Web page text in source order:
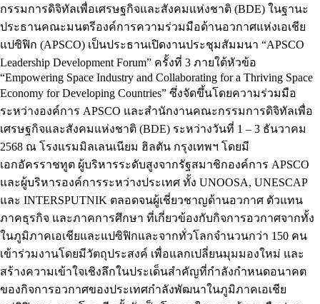
กรรมการดิจิทัลเพื่อเศรษฐกิจและสังคมแห่งชาติ (BDE) ในฐานะ
ประธานคณะมนตรีองค์การความร่วมมือด้านอวกาศแห่งเอเชีย
แปซิฟิก (APSCO) เป็นประธานเปิดงานประชุมสัมมนา “APSCO
Leadership Development Forum” ครั้งที่ 3 ภายใต้หัวข้อ
“Empowering Space Industry and Collaborating for a Thriving Space
Economy for Developing Countries” ซึ่งจัดขึ้นโดยความร่วมมือ
ระหว่างองค์การ APSCO และสำนักงานคณะกรรมการดิจิทัลเพื่อ
เศรษฐกิจและสังคมแห่งชาติ (BDE) ระหว่างวันที่ 1 – 3 ธันวาคม
2568 ณ โรงแรมมิลเลนเนียม ฮิลตัน กรุงเทพฯ โดยมี
เอกอัครราชทูต ผู้บริหารระดับสูงจากรัฐสมาชิกองค์การ APSCO
และผู้บริหารองค์การระหว่างประเทศ ทั้ง UNOOSA, UNESCAP
และ INTERSPUTNIK ตลอดจนผู้เชี่ยวชาญด้านอวกาศ ตัวแทน
ภาคธุรกิจ และภาคการศึกษา ที่เกี่ยวข้องกับกิจการอวกาศจากทั้ง
ในภูมิภาคเอเชียและแปซิฟิกและจากทั่วโลกจำนวนกว่า 150 คน
เข้าร่วมงานโดยมีวัตถุประสงค์ เพื่อแลกเปลี่ยนมุมมองใหม่ และ
สร้างความเข้าใจเชิงลึกในประเด็นสำคัญที่กำลังกำหนดอนาคต
ของกิจการอวกาศของประเทศกำลังพัฒนาในภูมิภาคเอเชีย